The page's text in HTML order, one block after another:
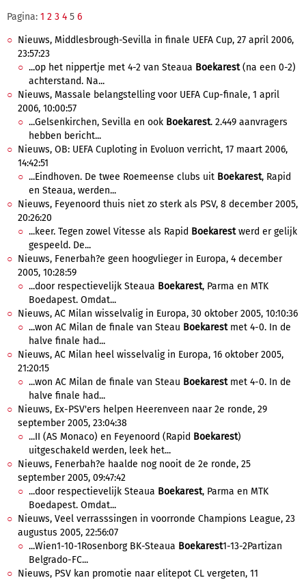
Pagina: 1 2 3 4 5 6
Nieuws, Middlesbrough-Sevilla in finale UEFA Cup, 27 april 2006,
23:57:23
...op het nippertje met 4-2 van Steaua Boekarest(na een 0-2)
achterstand. Na...
Nieuws, Massale belangstelling voor UEFA Cup-finale, 1 april
2006, 10:00:57
...Gelsenkirchen, Sevilla en ook Boekarest. 2.449 aanvragers
hebben bericht...
Nieuws, OB: UEFA Cuploting in Evoluon verricht, 17 maart 2006,
14:42:51
...Eindhoven. De twee Roemeense clubs uit Boekarest, Rapid
en Steaua, werden...
Nieuws, Feyenoord thuis niet zo sterk als PSV, 8 december 2005,
20:26:20
...keer. Tegen zowel Vitesse als Rapid Boekarestwerd er gelijk
gespeeld. De...
Nieuws, Fenerbah?e geen hoogvlieger in Europa, 4 december
2005, 10:28:59
...door respectievelijk Steaua Boekarest, Parma en MTK
Boedapest. Omdat...
Nieuws, AC Milan wisselvalig in Europa, 30 oktober 2005, 10:10:36
...won AC Milan de finale van Steau Boekarestmet 4-0. In de
halve finale had...
Nieuws, AC Milan heel wisselvalig in Europa, 16 oktober 2005,
21:20:15
...won AC Milan de finale van Steau Boekarestmet 4-0. In de
halve finale had...
Nieuws, Ex-PSV'ers helpen Heerenveen naar 2e ronde, 29
september 2005, 23:04:38
...II (AS Monaco) en Feyenoord (Rapid Boekarest)
uitgeschakeld werden, leek het...
Nieuws, Fenerbah?e haalde nog nooit de 2e ronde, 25
september 2005, 09:47:42
...door respectievelijk Steaua Boekarest, Parma en MTK
Boedapest. Omdat...
Nieuws, Veel verrasssingen in voorronde Champions League, 23
augustus 2005, 22:56:07
...Wien1-10-1Rosenborg BK-Steaua Boekarest1-13-2Partizan
Belgrado-FC...
Nieuws, PSV kan promotie naar elitepot CL vergeten, 11